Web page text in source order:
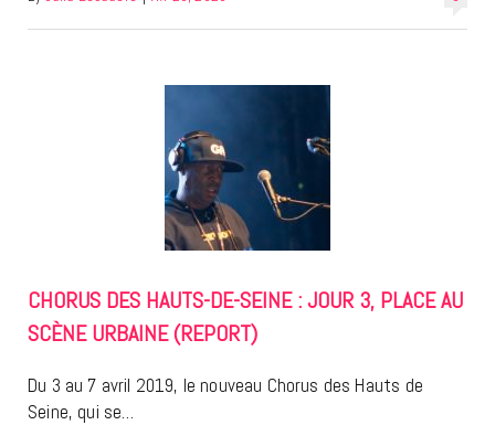
CHORUS DES HAUTS-DE-SEINE : JOUR 3, PLACE AU
SCÈNE URBAINE (REPORT)
Du 3 au 7 avril 2019, le nouveau Chorus des Hauts de
Seine, qui se…